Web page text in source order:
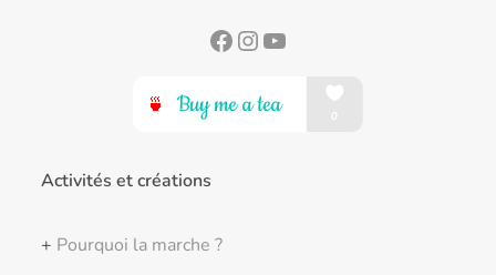
Facebook
Instagram
YouTube
Activités et créations
+ Pourquoi la marche ?